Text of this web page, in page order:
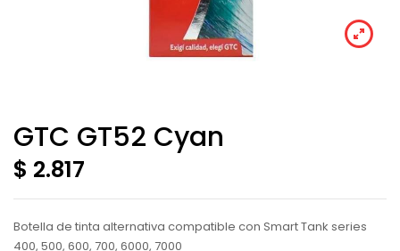
GTC GT52 Cyan
$ 2.817
Botella de tinta alternativa compatible con Smart Tank series
400, 500, 600, 700, 6000, 7000